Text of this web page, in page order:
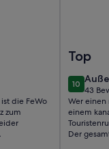
die FeWo
zum
Top
1010 von 10
43
(43
Wer einen
einem
Der